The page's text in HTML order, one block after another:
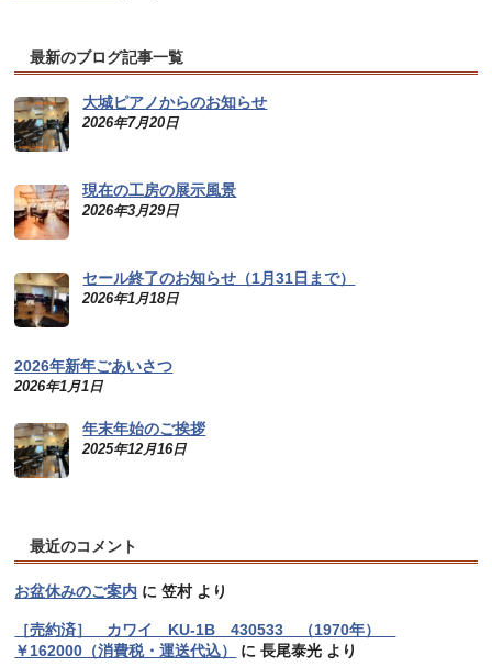
最新のブログ記事一覧
大城ピアノからのお知らせ
2026年7月20日
現在の工房の展示風景
2026年3月29日
セール終了のお知らせ（1月31日まで）
2026年1月18日
2026年新年ごあいさつ
2026年1月1日
年末年始のご挨拶
2025年12月16日
最近のコメント
お盆休みのご案内 に笠村より
［売約済］ カワイ KU-1B 430533 （1970年）
￥162000（消費税・運送代込）
に長尾泰光 より